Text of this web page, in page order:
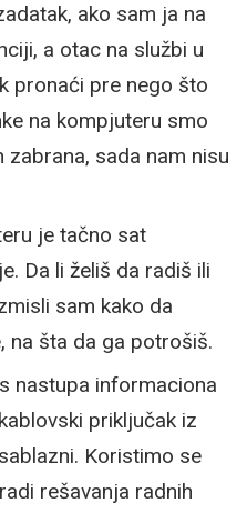
ako sam ja na
a otac na službi u
pronaći pre nego što
na kompjuteru smo
sada nam nisu
je tačno sat
Da li želiš da radiš ili
sam kako da
na šta da ga potrošiš.
nastupa informaciona
priključak iz
Koristimo se
rešavanja radnih